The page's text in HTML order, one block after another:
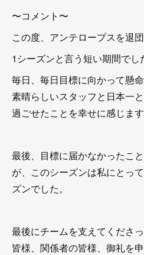
〜コメント〜
この度、アンテロープスを退
1シーズンと言う短い期間でし
毎日、毎日目標に向かって懸
素晴らしいスタッフと日本一
過ごせたことを幸せに感じます
最後、目標に届かなかったこ
が、このシーズンは私にとっ
ズンでした。
最後にチームを支えてくださ
皆様、関係者の皆様、御礼を申